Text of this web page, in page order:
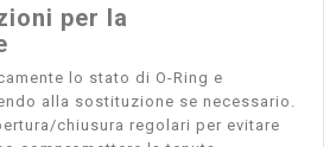
per la
lo stato di O-Ring e
alla sostituzione se necessario.
chiusura regolari per evitare